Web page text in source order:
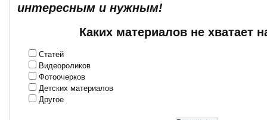
интересным и нужным!
Каких материалов не хватает
Статей
Видеороликов
Фотоочерков
Детских материалов
Другое